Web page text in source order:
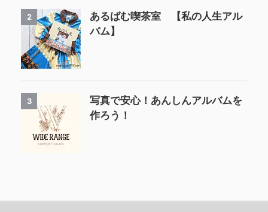
2
あるばむ喫茶室 【私の人生アル
バム】
3
写真で安心！あんしんアルバムを
作ろう！